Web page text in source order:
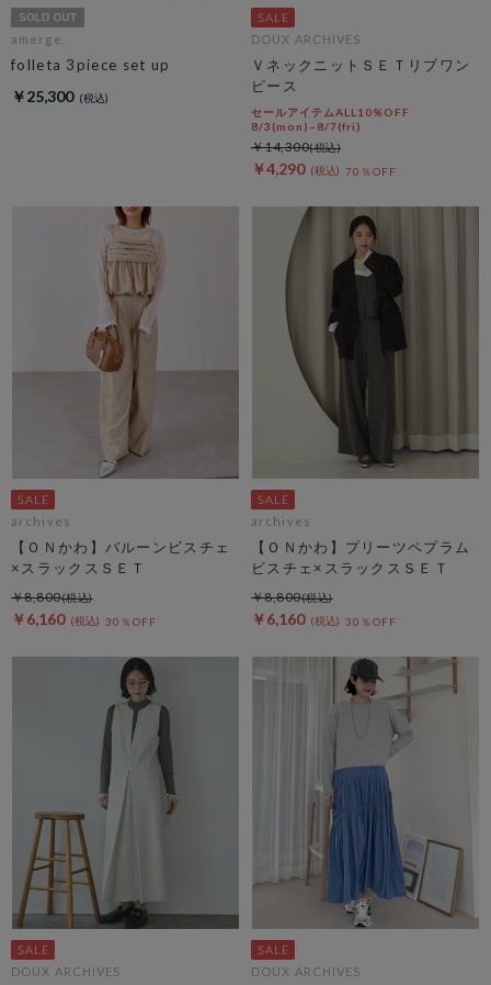
amerge.
folleta 3piece set up
￥25,300
DOUX ARCHIVES
ＶネックニットＳＥＴリブワン
ピース
セールアイテムALL10%OFF
8/3(mon)~8/7(fri)
￥4,290 70％OFF
￥14,300
archives
【ＯＮかわ】バルーンビスチェ
×スラックスＳＥＴ
￥6,160 30％OFF
￥8,800
archives
【ＯＮかわ】プリーツペプラム
ビスチェ×スラックスＳＥＴ
￥6,160 30％OFF
￥8,800
DOUX ARCHIVES DOUX ARCHIVES